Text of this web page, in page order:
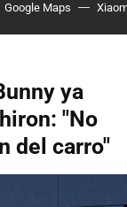
Google Maps
ya
"No
del carro"